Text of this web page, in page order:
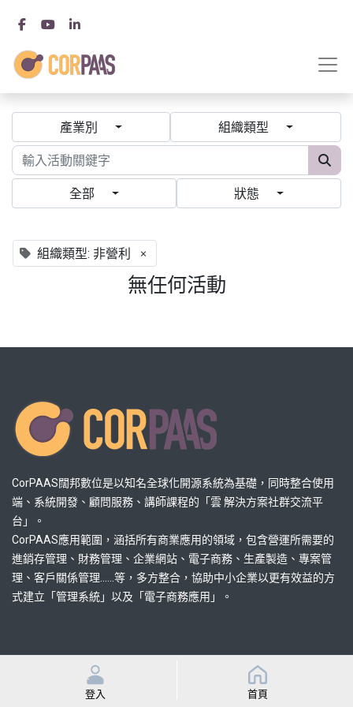
產業別 組織類型
全部 狀態
組織類型: 非營利 ×
無任何活動
CorPAAS闊邦數位是以知名全球化開源系統為基礎，同時整合使用
端、系統開發、顧問服務、講師課程的「雲 解決方案社群交流平
台」。
CorPAAS應用範圍，涵括所有商業應用的領域，包含營運所需要的
進銷存管理、財務管理、企業網站、電子商務、生產製造、專案管
理、客戶關係管理......等，多方整合，協助中小企業以更有效益的方
式建立「管理系統」以及「電子商務應用」。
登入 首頁